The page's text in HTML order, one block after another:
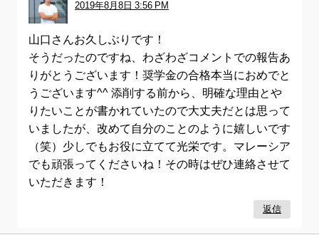
2019年8月8日 3:56 PM
山口さんお久しぶりです！
そうだったのですね、わざわざコメントでの報告あ
りがとうございます！奨学金の合格本当におめでと
うございます^^ 添削する前から、明確な理由とや
りたいことが書かれていたので大丈夫だとは思って
いましたが、改めて自分のことのように嬉しいです
（笑）少しでもお役に立てて光栄です。マレーシア
でも頑張ってくださいね！その時はぜひ連絡させて
いただきます！
返信